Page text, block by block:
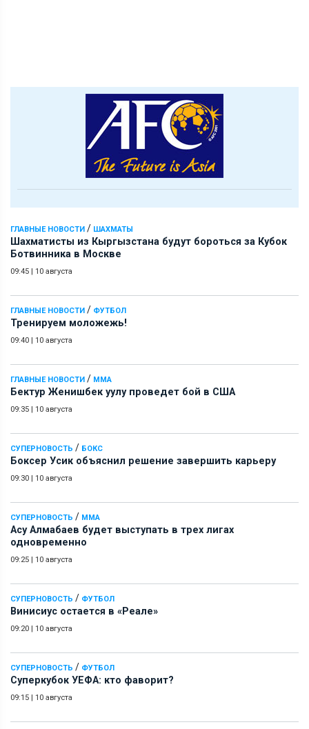
ГЛАВНЫЕ НОВОСТИ / ШАХМАТЫ
Шахматисты из Кыргызстана будут бороться за Кубок
Ботвинника в Москве
09:45 | 10 августа
ГЛАВНЫЕ НОВОСТИ / ФУТБОЛ
Тренируем моложежь!
09:40 | 10 августа
ГЛАВНЫЕ НОВОСТИ / ММА
Бектур Женишбек уулу проведет бой в США
09:35 | 10 августа
СУПЕРНОВОСТЬ / БОКС
Боксер Усик объяснил решение завершить карьеру
09:30 | 10 августа
СУПЕРНОВОСТЬ / ММА
Асу Алмабаев будет выступать в трех лигах
одновременно
09:25 | 10 августа
СУПЕРНОВОСТЬ / ФУТБОЛ
Винисиус остается в «Реале»
09:20 | 10 августа
СУПЕРНОВОСТЬ / ФУТБОЛ
Суперкубок УЕФА: кто фаворит?
09:15 | 10 августа